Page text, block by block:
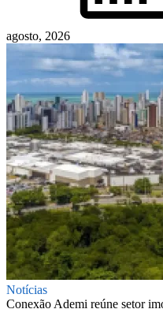
agosto, 2026
Notícias
Conexão Ademi reúne setor